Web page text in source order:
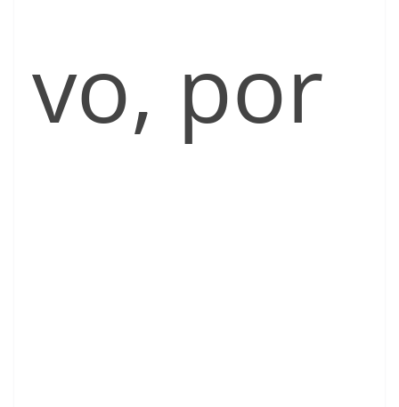
vo, por